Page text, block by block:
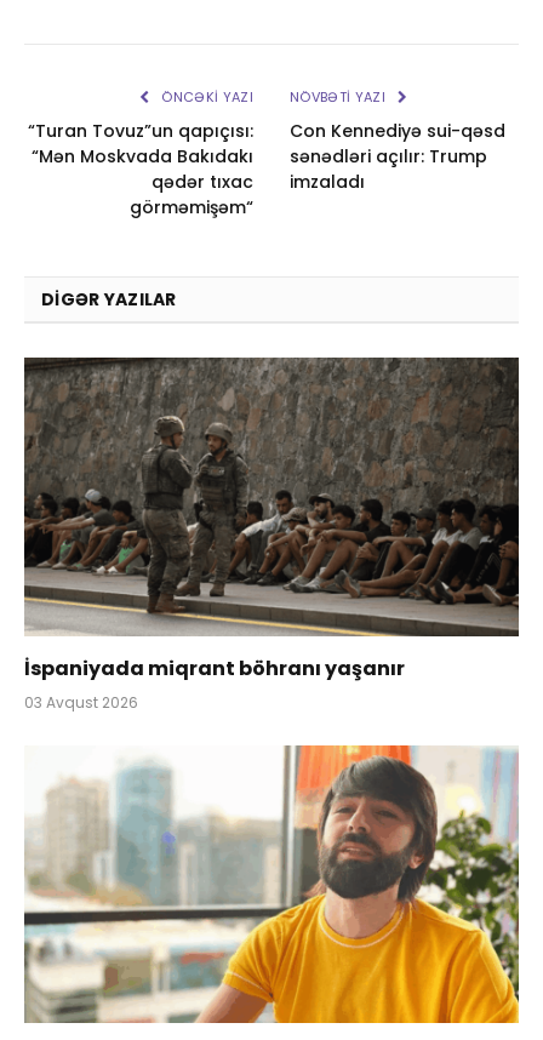
ÖNCƏKI YAZI
“Turan Tovuz”un qapıçısı:
“Mən Moskvada Bakıdakı
qədər tıxac
görməmişəm“
NÖVBƏTI YAZI
Con Kennediyə sui-qəsd
sənədləri açılır: Trump
imzaladı
DIGƏR YAZILAR
İspaniyada miqrant böhranı yaşanır
03 Avqust 2026